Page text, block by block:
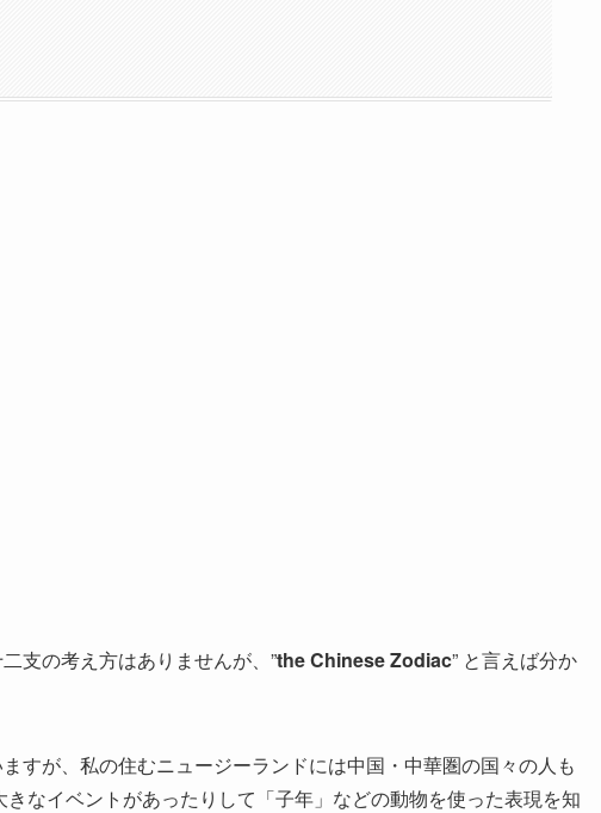
支の考え方はありませんが、”the Chinese Zodiac” と言えば分か
すが、私の住むニュージーランドには中国・中華圏の国々の人も
なイベントがあったりして「子年」などの動物を使った表現を知